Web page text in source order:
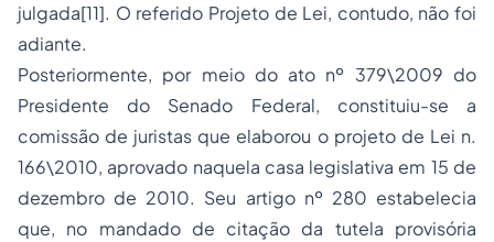
julgada[11]. O referido Projeto de Lei, contudo, não foi
adiante.
Posteriormente, por meio do ato nº 379\2009 do
Presidente do Senado Federal, constituiu-se a
comissão de juristas que elaborou o projeto de Lei n.
166\2010, aprovado naquela casa legislativa em 15 de
dezembro de 2010. Seu artigo nº 280 estabelecia
que, no mandado de citação da tutela provisória